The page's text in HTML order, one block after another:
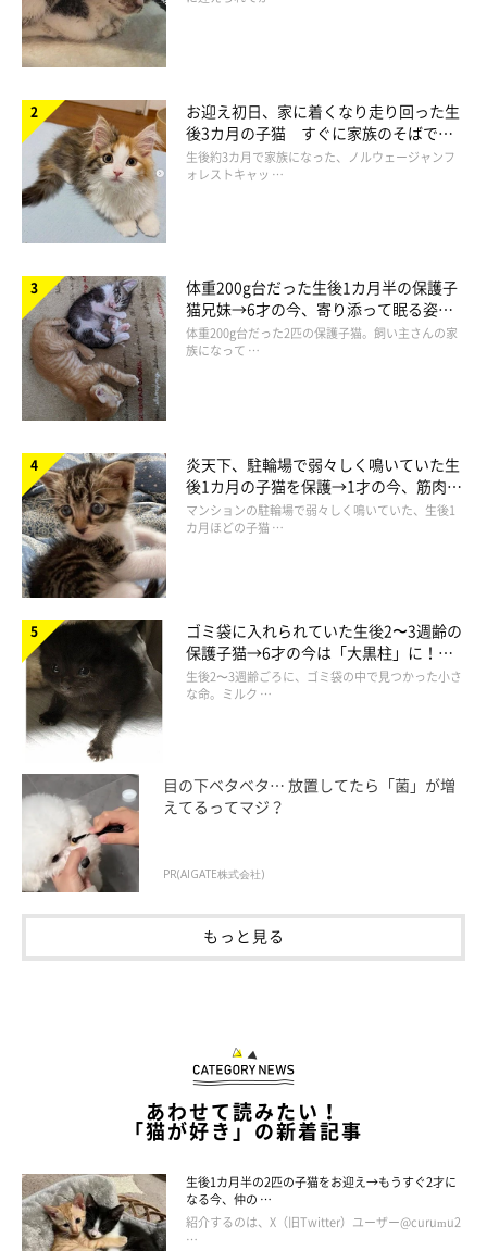
お迎え初日、家に着くなり走り回った生
後3カ月の子猫 すぐに家族のそばで落
ち着く姿に「迎えてよかった」
生後約3カ月で家族になった、ノルウェージャンフ
ォレストキャッ …
体重200g台だった生後1カ月半の保護子
猫兄妹→6才の今、寄り添って眠る姿に
ほっこり！
体重200g台だった2匹の保護子猫。飼い主さんの家
族になって …
炎天下、駐輪場で弱々しく鳴いていた生
後1カ月の子猫を保護→1才の今、筋肉質
でツンデレなコに成長
マンションの駐輪場で弱々しく鳴いていた、生後1
カ月ほどの子猫 …
ゴミ袋に入れられていた生後2〜3週齢の
保護子猫→6才の今は「大黒柱」に！
美しい黒猫に成長した姿にグッとくる
生後2〜3週齢ごろに、ゴミ袋の中で見つかった小さ
な命。ミルク …
目の下ベタベタ… 放置してたら「菌」が増
えてるってマジ？
PR(AIGATE株式会社)
もっと見る
あわせて読みたい！
「猫が好き」の新着記事
生後1カ月半の2匹の子猫をお迎え→もうすぐ2才に
なる今、仲の …
紹介するのは、X（旧Twitter）ユーザー@curumu2
…